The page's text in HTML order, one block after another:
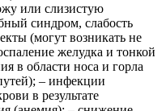
или слизистую
синдром, слабость
(могут возникать не
желудка и тонкой
в области носа и горла
‒ инфекции
в результате